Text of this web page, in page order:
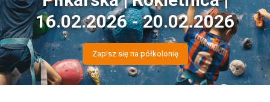
16.02.2026 - 20.02.2026
Zapisz się na półkolonię